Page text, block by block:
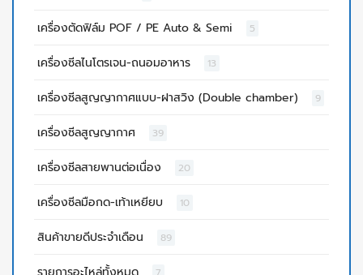
เครื่องตัดฟิล์ม POF / PE Auto & Semi 5
เครื่องซีลไนโตรเจน-ถนอมอาหาร 13
เครื่องซีลสูญญากาศแบบ-ฝาสวิง (Double chamber) 9
เครื่องซีลสูญญากาศ 39
เครื่องซีลสายพานต่อเนื่อง 20
เครื่องซีลมือกด-เท้าเหยียบ 10
สินค้าขายดีประจำเดือน 89